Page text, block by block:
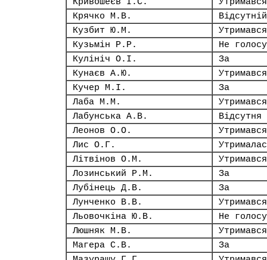
Крячко М.В.
Відсутній
Кузбит Ю.М.
Утримався
Кузьмін Р.Р.
Не
Кулініч О.І.
За
Кунаєв А.Ю.
Утримався
Кучер М.І.
За
Лаба М.М.
Утримався
Лабунська А.В.
Відсутня
Леонов О.О.
Утримався
Лис О.Г.
Літвінов О.М.
Утримався
Лозинський Р.М.
За
Лубінець Д.В.
За
Лунченко В.В.
Утримався
Льовочкіна Ю.В.
Не
Люшняк М.В.
Утримався
Магера С.В.
За